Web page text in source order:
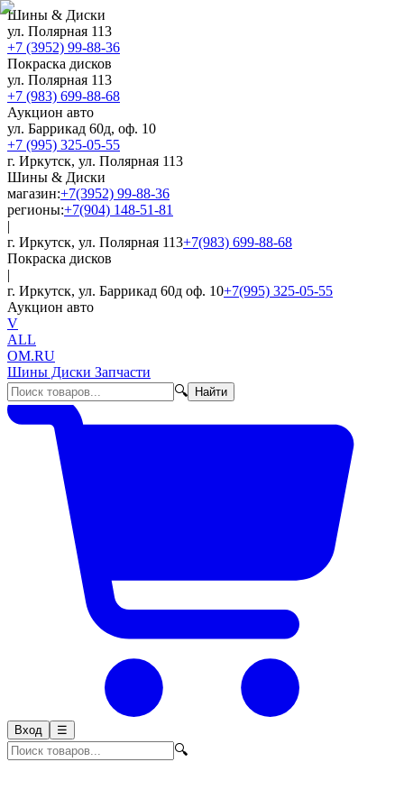
Шины & Диски
ул. Полярная 113
+7 (3952) 99-88-36
Покраска дисков
ул. Полярная 113
+7 (983) 699-88-68
Аукцион авто
ул. Баррикад 60д, оф. 10
+7 (995) 325-05-55
г. Иркутск, ул. Полярная 113
Шины & Диски
магазин:+7(3952) 99-88-36
регионы:+7(904) 148-51-81
|
г. Иркутск, ул. Полярная 113+7(983) 699-88-68
Покраска дисков
|
г. Иркутск, ул. Баррикад 60д оф. 10+7(995) 325-05-55
Аукцион авто
V
ALL
OM.RU
Шины Диски Запчасти
🔍
Найти
Вход ☰
🔍